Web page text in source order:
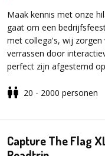
Maak kennis met onze
gaat om een
met collega's, wij
verrassen door
perfect zijn afgestemd
deze bedrijfsquiz op maat!
bedrijfsfeest, een
op maat zorgt voor een
20 - 2000 personen
Capture The Flag